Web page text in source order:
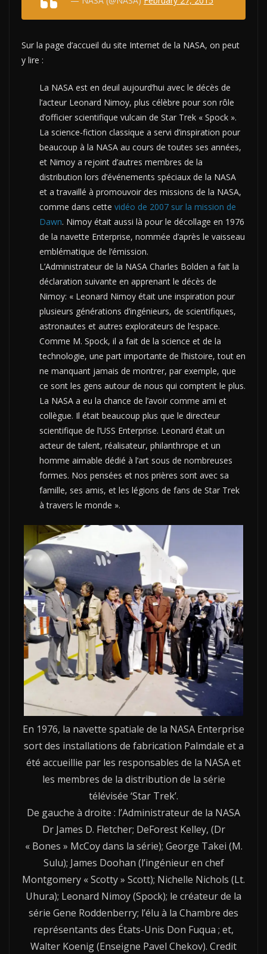
Sur la page d’accueil du site Internet de la NASA, on peut
y lire :
La NASA est en deuil aujourd’hui avec le décès de
l’acteur Leonard Nimoy, plus célèbre pour son rôle
d’officier scientifique vulcain de Star Trek « Spock ».
La science-fiction classique a servi d’inspiration pour
beaucoup à la NASA au cours de toutes ses années,
et Nimoy a rejoint d’autres membres de la
distribution lors d’événements spéciaux de la NASA
et a travaillé à promouvoir des missions de la NASA,
comme dans cette vidéo de 2007 sur la mission de
Dawn. Nimoy était aussi là pour le décollage en 1976
de la navette Enterprise, nommée d’après le vaisseau
emblématique de l’émission.
L’Administrateur de la NASA Charles Bolden a fait la
déclaration suivante en apprenant le décès de
Nimoy: « Leonard Nimoy était une inspiration pour
plusieurs générations d’ingénieurs, de scientifiques,
astronautes et autres explorateurs de l’espace.
Comme M. Spock, il a fait de la science et de la
technologie, une part importante de l’histoire, tout en
ne manquant jamais de montrer, par exemple, que
ce sont les gens autour de nous qui comptent le plus.
La NASA a eu la chance de l’avoir comme ami et
collègue. Il était beaucoup plus que le directeur
scientifique de l’USS Enterprise. Leonard était un
acteur de talent, réalisateur, philanthrope et un
homme aimable dédié à l’art sous de nombreuses
formes. Nos pensées et nos prières sont avec sa
famille, ses amis, et les légions de fans de Star Trek
à travers le monde ».
En 1976, la navette spatiale de la NASA Enterprise
sort des installations de fabrication Palmdale et a
été accueillie par les responsables de la NASA et
les membres de la distribution de la série
télévisée ‘Star Trek’.
De gauche à droite : l’Administrateur de la NASA
Dr James D. Fletcher; DeForest Kelley, (Dr
« Bones » McCoy dans la série); George Takei (M.
Sulu); James Doohan (l’ingénieur en chef
Montgomery « Scotty » Scott); Nichelle Nichols (Lt.
Uhura); Leonard Nimoy (Spock); le créateur de la
série Gene Roddenberry; l’élu à la Chambre des
représentants des États-Unis Don Fuqua ; et,
Walter Koenig (Enseigne Pavel Chekov). Credit